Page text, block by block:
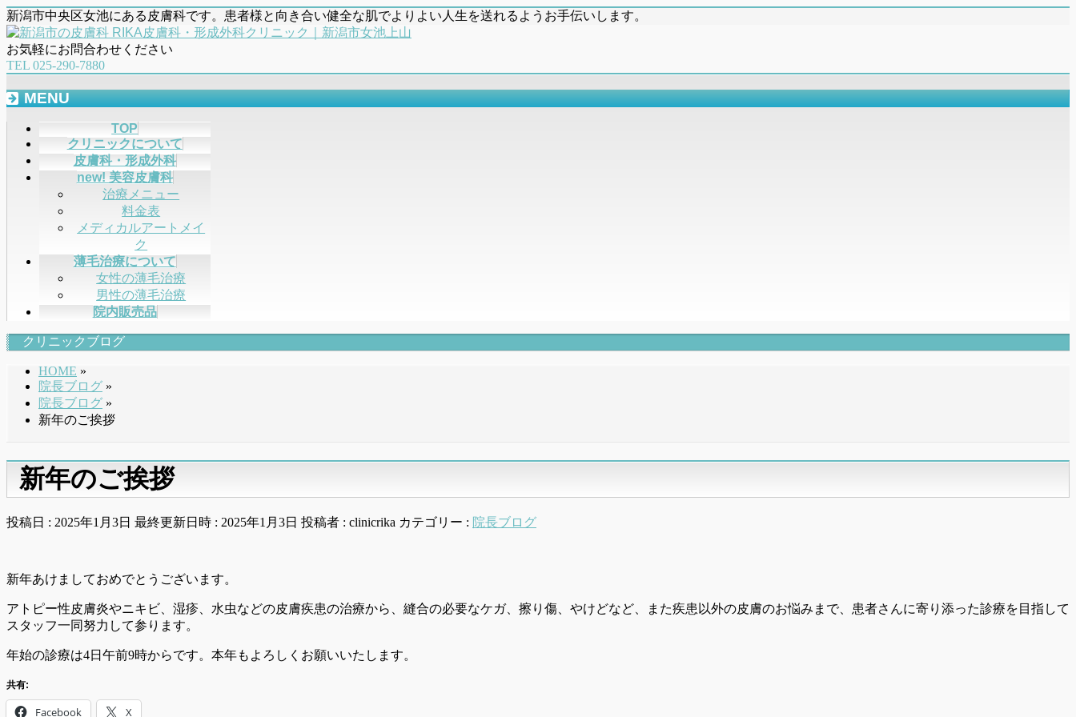
新潟市中央区女池にある皮膚科です。患者様と向き合い健全な肌でよりよい人生を送れるようお手伝いします。
お気軽にお問合わせください
TEL 025-290-7880
MENU
TOP
クリニックについて
皮膚科・形成外科
new! 美容皮膚科
治療メニュー
料金表
メディカルアートメイ
ク
薄毛治療について
女性の薄毛治療
男性の薄毛治療
院内販売品
クリニックブログ
HOME »
院長ブログ »
院長ブログ »
新年のご挨拶
新年のご挨拶
投稿日 : 2025年1月3日 最終更新日時 : 2025年1月3日 投稿者 : clinicrika カテゴリー : 院長ブログ
新年あけましておめでとうございます。
アトピー性皮膚炎やニキビ、湿疹、水虫などの皮膚疾患の治療から、縫合の必要なケガ、擦り傷、やけどなど、また疾患以外の皮膚のお悩みまで、患者さんに寄り添った診療を目指して
スタッフ一同努力して参ります。
年始の診療は4日午前9時からです。本年もよろしくお願いいたします。
共有:
Facebook X